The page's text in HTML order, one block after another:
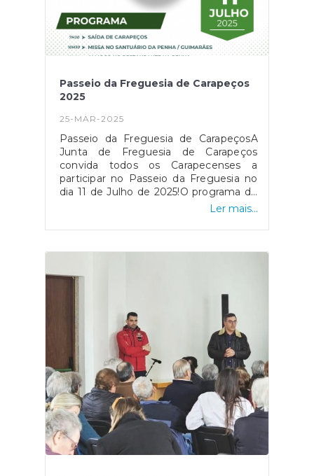
Passeio da Freguesia de Carapeços
2025
25-MAR-2025
Passeio da Freguesia de CarapeçosA
Junta de Freguesia de Carapeços
convida todos os Carapecenses a
participar no Passeio da Freguesia no
dia 11 de Julho de 2025!O programa do
passeio será o seguinte:07h30 – Saída
Santuário da Penha (Guimarães)12h00
a CarapeçosPara mais informações e
confirmação de presença, faça-o
diretamente na Junta de Freguesia
(quartas e sextas-feiras das 18h00 as
20h00).Venha se juntar a nós para um
dia repleto de convívio, partilha e
alegria!
Ler mais...